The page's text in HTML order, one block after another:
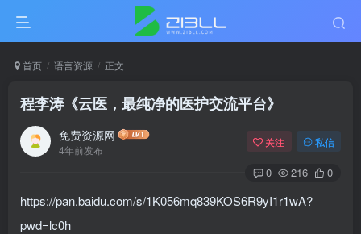
首页 语言资源 正文
程李涛《云医，最纯净的医护交流平台》
免费资源网
4年前发布
关注 私信
0 216 0
https://pan.baidu.com/s/1K056mq839KOS6R9yI1r1wA?
pwd=lc0h